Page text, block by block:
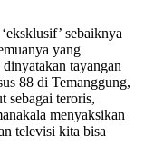
sebaiknya
yang
tayangan
88 di Temanggung,
sebagai teroris,
menyaksikan
televisi kita bisa